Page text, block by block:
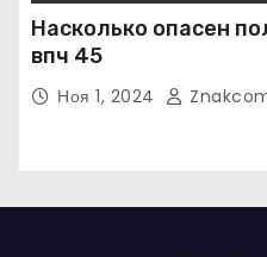
Насколько опасен
впч 45
Ноя 1, 2024